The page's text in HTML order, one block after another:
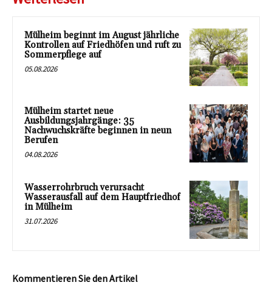
Mülheim beginnt im August jährliche
Kontrollen auf Friedhöfen und ruft zu
Sommerpflege auf
05.08.2026
Mülheim startet neue
Ausbildungsjahrgänge: 35
Nachwuchskräfte beginnen in neun
Berufen
04.08.2026
Wasserrohrbruch verursacht
Wasserausfall auf dem Hauptfriedhof
in Mülheim
31.07.2026
Kommentieren Sie den Artikel